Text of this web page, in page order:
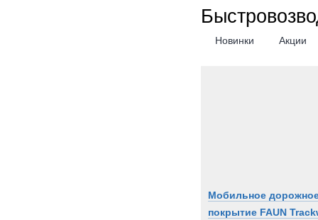
Новинки Акции
Мобильное
покрытие FAUN